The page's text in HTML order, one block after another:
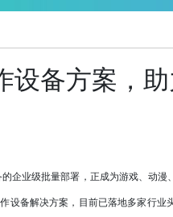
设备方案，
业级批量部署，正成为游戏、动漫
设备解决方案，目前已落地多家行业